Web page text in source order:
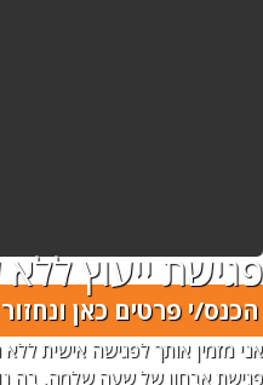
פגישת ייעוץ
הכנס/י פרטים כאן
אני מזמין אותך לפגישה אישית ללא
פגישת אבחון של שעה שלמה, בה